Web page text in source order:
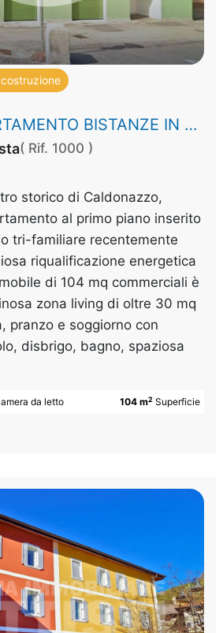
NUOVO APPARTAMENTO BISTANZE IN CLASSE A+
( Rif. 1000 )
storico di Caldonazzo,
al primo piano inserito
tri-familiare recentemente
riqualificazione energetica
di 104 mq commerciali è
zona living di oltre 30 mq
pranzo e soggiorno con
disbrigo, bagno, spaziosa
104 m2 Superficie
da letto